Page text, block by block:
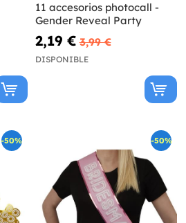
11 accesorios photocall -
Gender Reveal Party
2,19 € 3,99 €
DISPONIBLE
-50% -50%